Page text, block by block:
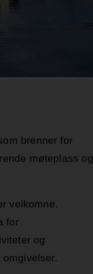
brenner for
møteplass og
velkomne.
for
og